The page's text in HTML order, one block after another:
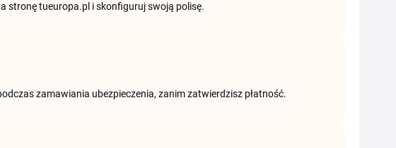
stronę tueuropa.pl i skonfiguruj swoją polisę.
zamawiania ubezpieczenia, zanim zatwierdzisz płatność.